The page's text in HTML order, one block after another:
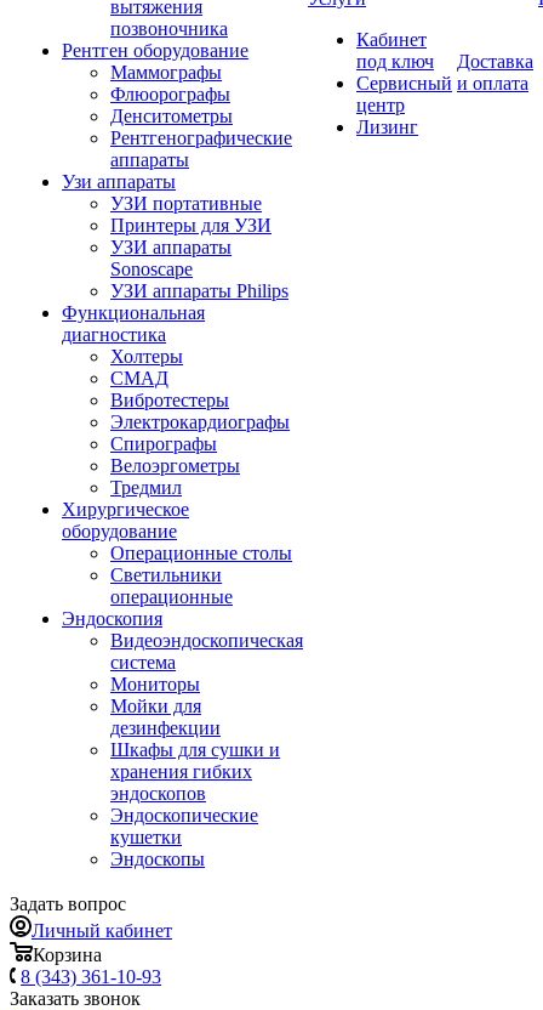
вытяжения
позвоночника
Рентген оборудование
Маммографы
Флюорографы
Денситометры
Рентгенографические
аппараты
Узи аппараты
УЗИ портативные
Принтеры для УЗИ
УЗИ аппараты
Sonoscape
УЗИ аппараты Philips
Функциональная
диагностика
Холтеры
СМАД
Вибротестеры
Электрокардиографы
Спирографы
Велоэргометры
Тредмил
Хирургическое
оборудование
Операционные столы
Светильники
операционные
Эндоскопия
Видеоэндоскопическая
система
Мониторы
Мойки для
дезинфекции
Шкафы для сушки и
хранения гибких
эндоскопов
Эндоскопические
кушетки
Эндоскопы
Кабинет
под ключ
Сервисный
центр
Лизинг
Доставка
и оплата
Задать вопрос
Личный кабинет
Корзина
8 (343) 361-10-93
Заказать звонок